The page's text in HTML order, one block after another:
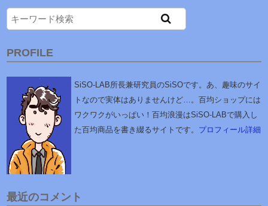
PROFILE
SiSO-LAB所長兼研究員のSiSOです。あ、趣味のサイ
トなので実体はありませんけど…。百均ショップには
ワクワクがいっぱい！百均浪漫はSiSO-LABで購入し
た百均商品を書き綴るサイトです。 プロフィール詳細
最近のコメント